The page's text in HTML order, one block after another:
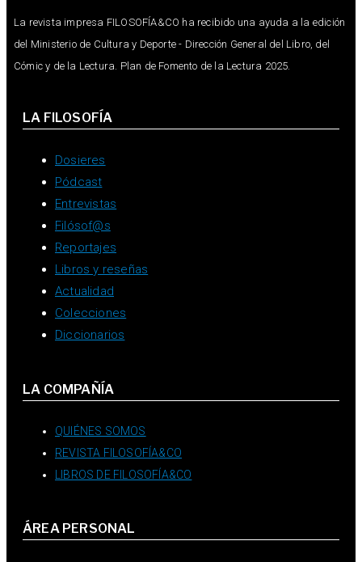
La revista impresa FILOSOFÍA&CO ha recibido una ayuda a la edición
del Ministerio de Cultura y Deporte - Dirección General del Libro, del
Cómic y de la Lectura. Plan de Fomento de la Lectura 2025.
LA FILOSOFÍA
Dosieres
Pódcast
Entrevistas
Filósof@s
Reportajes
Libros y reseñas
Actualidad
Colecciones
Diccionarios
LA COMPAÑÍA
QUIÉNES SOMOS
REVISTA FILOSOFÍA&CO
LIBROS DE FILOSOFÍA&CO
ÁREA PERSONAL